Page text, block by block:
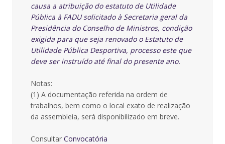
causa a atribuição do estatuto de Utilidade
Pública à FADU solicitado à Secretaria geral da
Presidência do Conselho de Ministros, condição
exigida para que seja renovado o Estatuto de
Utilidade Pública Desportiva, processo este que
deve ser instruído até final do presente ano.
Notas:
(1) A documentação referida na ordem de
trabalhos, bem como o local exato de realização
da assembleia, será disponibilizado em breve.
Consultar Convocatória